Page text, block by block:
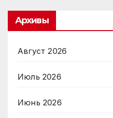
Архивы
Август 2026
Июль 2026
Июнь 2026